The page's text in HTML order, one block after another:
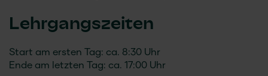
Lehrgangszeiten
Start am ersten Tag: ca. 8:30 Uhr
Ende am letzten Tag: ca. 17:00 Uhr